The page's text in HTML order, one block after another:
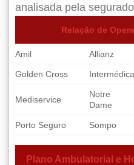
analisada pela
Relação de
Amil Allianz
Golden Cross Intermédica
Mediservice
Notre
Dame
Porto Seguro Sompo
Plano Ambulatorial e